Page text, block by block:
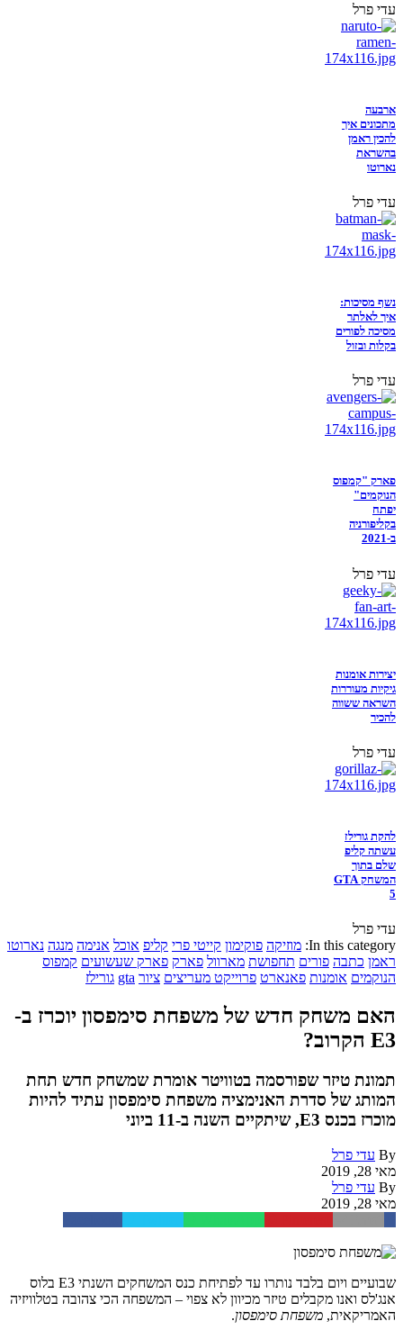
עדי פרל
ארבעה
מתכונים איך
להכין ראמן
בהשראת
נארוטו
עדי פרל
נשף מסיכות:
איך לאלתר
מסיכה לפורים
בקלות ובזול
עדי פרל
פארק "קמפוס
הנוקמים"
יפתח
בקליפורניה
ב-2021
עדי פרל
יצירות אומנות
גיקיות מעוררות
השראה ששווה
להכיר
עדי פרל
להקת גורילז
עשתה קליפ
שלם בתוך
המשחק GTA
5
עדי פרל
In this category: מוזיקה פוקימון קייטי פרי קליפ אוכל אנימה מנגה נארוטו
ראמן כתבה פורים תחפושת מארוול פארק פארק שעשועים קמפוס
הנוקמים אומנות פאנארט פרוייקט מעריצים ציור gta גורילז
האם משחק חדש של משפחת סימפסון יוכרז ב-
E3 הקרוב?
תמונת טיזר שפורסמה בטוויטר אומרת שמשחק חדש תחת
המותג של סדרת האנימציה משפחת סימפסון עתיד להיות
מוכרז בכנס E3, שיתקיים השנה ב-11 ביוני
By עדי פרל
מאי 28, 2019
By עדי פרל
מאי 28, 2019
שבועיים ויום בלבד נותרו עד לפתיחת כנס המשחקים השנתי E3 בלוס
אנג'לס ואנו מקבלים טיזר מכיוון לא צפוי – המשפחה הכי צהובה בטלוויזיה
האמריקאית, משפחת סימפסון.